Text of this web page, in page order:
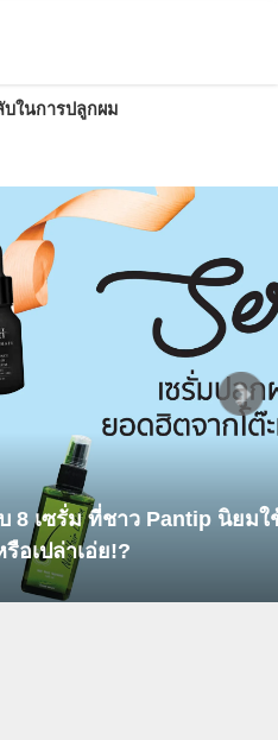
ในการปลูกผม
นิยมใช้บำรุง+ปลูกผมกัน ใช่